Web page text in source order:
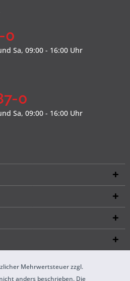
0
Sa, 09:00 - 16:00 Uhr
0
Sa, 09:00 - 16:00 Uhr
Mehrwertsteuer zzgl.
anders beschrieben. Die